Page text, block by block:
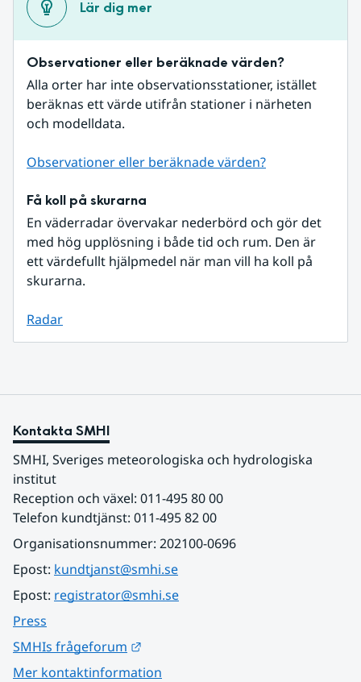
Lär dig mer
Observationer eller beräknade värden?
Alla orter har inte observationsstationer, istället
beräknas ett värde utifrån stationer i närheten
och modelldata.
Observationer eller beräknade värden?
Få koll på skurarna
En väderradar övervakar nederbörd och gör det
med hög upplösning i både tid och rum. Den är
ett värdefullt hjälpmedel när man vill ha koll på
skurarna.
Radar
Kontakta SMHI
SMHI, Sveriges meteorologiska och hydrologiska
institut
Reception och växel: 011-495 80 00
Telefon kundtjänst: 011-495 82 00
Organisationsnummer: 202100-0696
Epost: kundtjanst@smhi.se
Epost: registrator@smhi.se
Press
SMHIs frågeforum
Mer kontaktinformation